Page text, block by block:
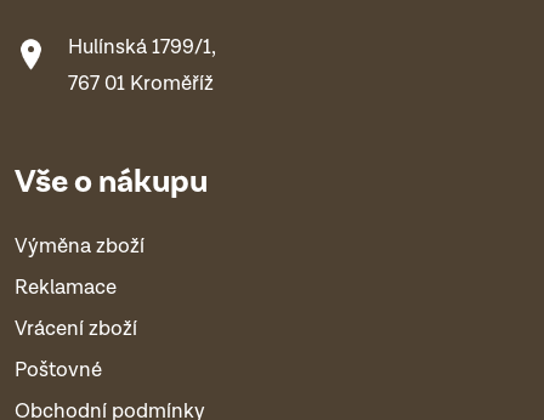
Hulínská 1799/1,
767 01 Kroměříž
Vše o nákupu
Výměna zboží
Reklamace
Vrácení zboží
Poštovné
Obchodní podmínky